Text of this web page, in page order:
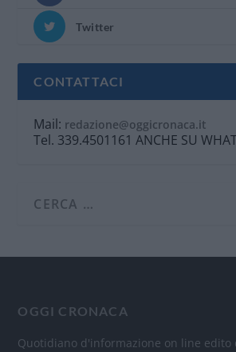
Twitter
CONTATTACI
Mail: redazione@oggicronaca.it
Tel. 339.4501161 ANCHE SU
OGGI CRONACA
Quotidiano d'informazione on line edito